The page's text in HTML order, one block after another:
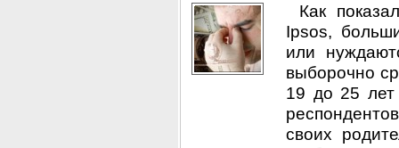
Как
Ipsos,
или
выборочно
19 до 25
своих